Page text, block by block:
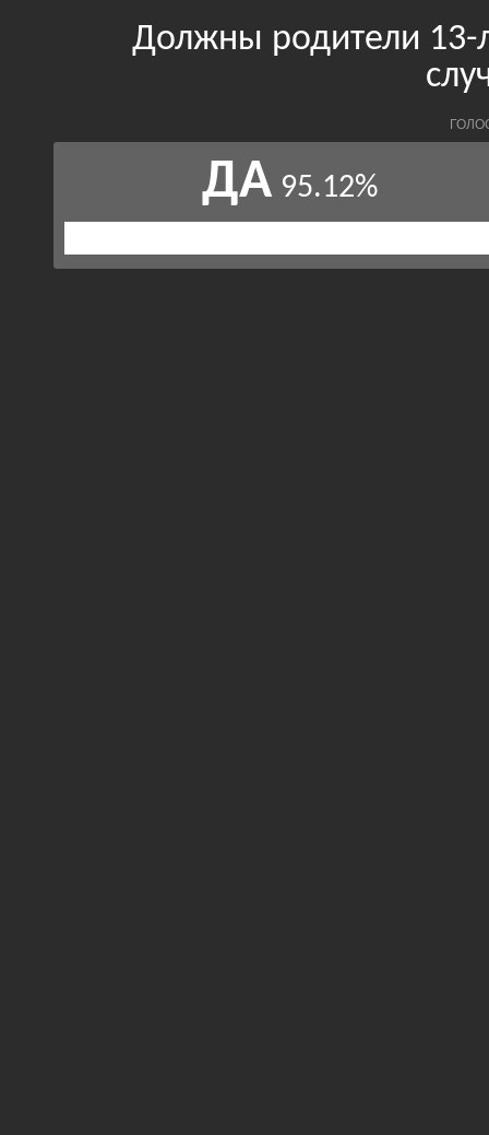
Должны родители 13-
ДА 95.12%